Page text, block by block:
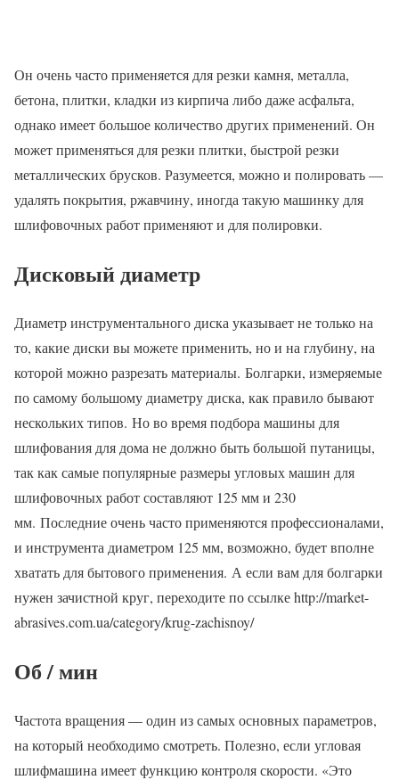
Он очень часто применяется для резки камня, металла,
бетона, плитки, кладки из кирпича либо даже асфальта,
однако имеет большое количество других применений. Он
может применяться для резки плитки, быстрой резки
металлических брусков. Разумеется, можно и полировать —
удалять покрытия, ржавчину, иногда такую машинку для
шлифовочных работ применяют и для полировки.
Дисковый диаметр
Диаметр инструментального диска указывает не только на
то, какие диски вы можете применить, но и на глубину, на
которой можно разрезать материалы. Болгарки, измеряемые
по самому большому диаметру диска, как правило бывают
нескольких типов. Но во время подбора машины для
шлифования для дома не должно быть большой путаницы,
так как самые популярные размеры угловых машин для
шлифовочных работ составляют 125 мм и 230
мм. Последние очень часто применяются профессионалами,
и инструмента диаметром 125 мм, возможно, будет вполне
хватать для бытового применения. А если вам для болгарки
нужен зачистной круг, переходите по ссылке ​​​​http://market-
abrasives.com.ua/category/krug-zachisnoy/
Об / мин
Частота вращения — один из самых основных параметров,
на который необходимо смотреть. Полезно, если угловая
шлифмашина имеет функцию контроля скорости. «Это